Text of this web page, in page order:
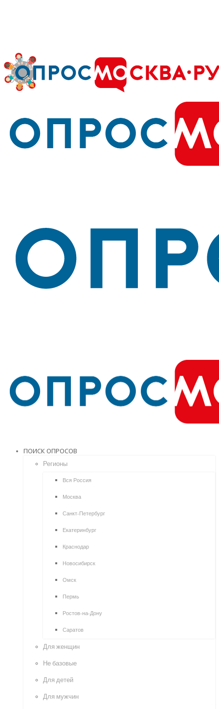
ПОИСК ОПРОСОВ
Регионы
Вся Россия
Москва
Санкт-Петербург
Екатеринбург
Краснодар
Новосибирск
Омск
Пермь
Ростов-на-Дону
Саратов
Для женщин
Не базовые
Для детей
Для мужчин